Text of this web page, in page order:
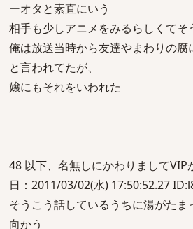
ーオタと素直にいう
相手も少しアニメをみるらしくてそ
俺は放送当時から友達やまわりの腐
と言われてたが、
嬢にもそれをいわれた
48 以下、名無しにかわりまして
日：2011/03/02(水) 17:50:52.27
そうこう話しているうちに湯がた
向かう